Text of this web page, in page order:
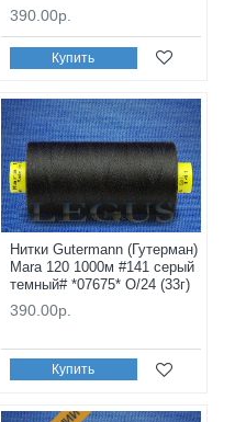
390.00р.
Купить
Нитки Gutermann (Гутерман)
Mara 120 1000м #141 серый
темный# *07675* O/24 (33г)
390.00р.
Купить